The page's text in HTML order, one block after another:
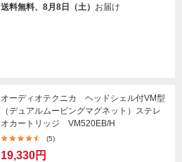
送料無料、8月8日（土） お届け
オーディオテクニカ ヘッドシェル付VM型
（デュアルムービングマグネット）ステレ
オカートリッジ VM520EB/H
(5)
19,330円